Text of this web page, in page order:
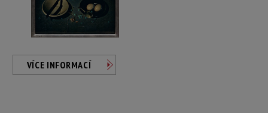
VÍCE INFORMACÍ